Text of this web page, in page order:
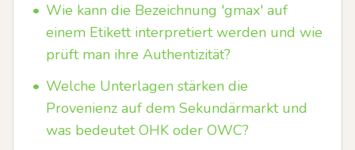
• Wie kann die Bezeichnung 'gmax' auf
einem Etikett interpretiert werden und wie
prüft man ihre Authentizität?
• Welche Unterlagen stärken die
Provenienz auf dem Sekundärmarkt und
was bedeutet OHK oder OWC?